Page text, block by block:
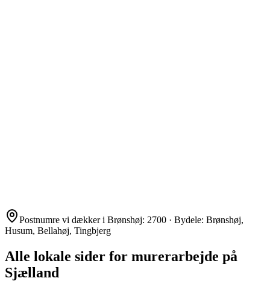
Postnumre vi dækker i Brønshøj: 2700 · Bydele: Brønshøj,
Husum, Bellahøj, Tingbjerg
Alle lokale sider for murerarbejde på
Sjælland